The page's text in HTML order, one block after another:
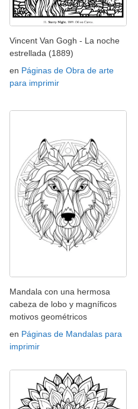
Vincent Van Gogh - La noche
estrellada (1889)
en Páginas de Obra de arte
para imprimir
Mandala con una hermosa
cabeza de lobo y magníficos
motivos geométricos
en Páginas de Mandalas para
imprimir